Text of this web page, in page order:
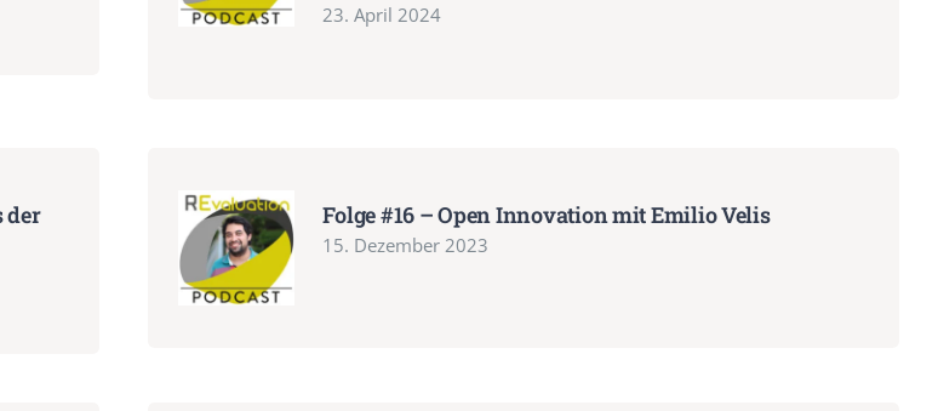
23. April 2024
der
Folge #16 – Open Innovation mit Emilio Velis
15. Dezember 2023